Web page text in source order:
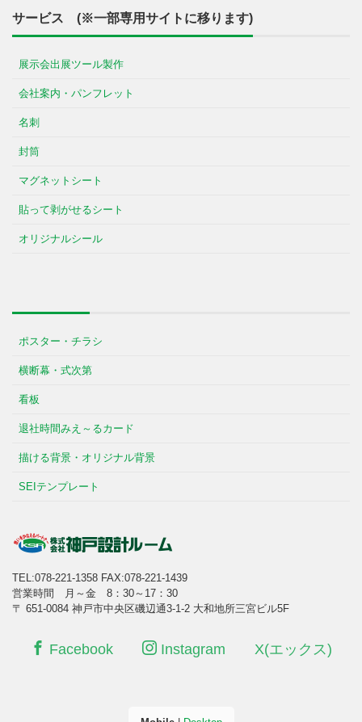
サービス (※一部専用サイトに移ります)
展示会出展ツール製作
会社案内・パンフレット
名刺
封筒
マグネットシート
貼って剥がせるシート
オリジナルシール
ポスター・チラシ
横断幕・式次第
看板
退社時間みえ～るカード
描ける背景・オリジナル背景
SEIテンプレート
TEL:078-221-1358 FAX:078-221-1439
営業時間 月～金 8：30～17：30
〒 651-0084 神戸市中央区磯辺通3-1-2 大和地所三宮ビル5F
Facebook Instagram X(エックス)